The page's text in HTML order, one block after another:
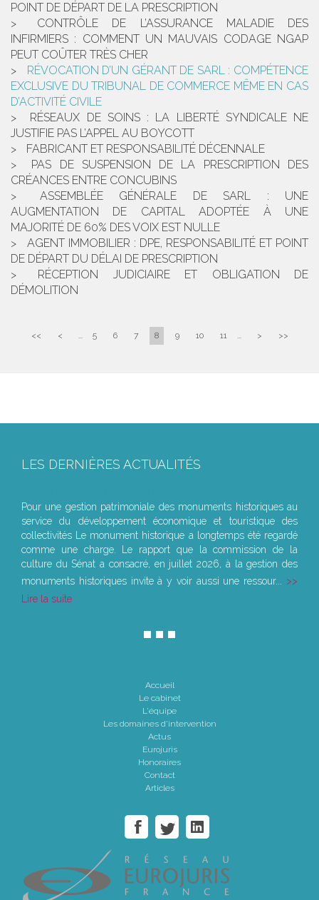
POINT DE DÉPART DE LA PRESCRIPTION
CONTRÔLE DE L’ASSURANCE MALADIE DES
INFIRMIERS : COMMENT UN MAUVAIS CODAGE NGAP
PEUT COÛTER TRÈS CHER
RÉVOCATION D’UN GÉRANT DE SARL : COMPÉTENCE
EXCLUSIVE DU TRIBUNAL DE COMMERCE MÊME EN CAS
D’ACTIVITÉ CIVILE
RÉSEAUX DE SOINS : LA LIBERTÉ SYNDICALE NE
JUSTIFIE PAS L’APPEL AU BOYCOTT
FABRICANT ET RESPONSABILITÉ DÉCENNALE
PAS DE SUSPENSION DE LA PRESCRIPTION DES
CRÉANCES ENTRE CONCUBINS
ASSEMBLÉE GÉNÉRALE DE SARL : UNE
AUGMENTATION DE CAPITAL ADOPTÉE À UNE
MAJORITÉ DE 60% DES VOIX EST NULLE
AGENT IMMOBILIER : DPE, RESPONSABILITÉ ET POINT
DE DÉPART DU DÉLAI DE PRESCRIPTION
RÉCEPTION JUDICIAIRE ET OBLIGATION DE
DÉMOLITION
<< < ... 5 6 7 8 9 10 11 ... > >>
LES DERNIÈRES ACTUALITÉS
Pour une gestion patrimoniale des monuments historiques au
service du développement économique et touristique des
collectivités Le monument historique a longtemps été regardé
comme une charge. Le rapport que la commission de la
culture du Sénat a consacré, en juillet 2026, à la gestion des
monuments historiques invite à y voir aussi une ressour...
Lire la suite
Accueil
Le cabinet
L'équipe
Les domaines d'intervention
Actus
Eurojuris
Honoraires
Contact
Articles